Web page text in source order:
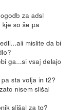
za adsl
so še pa
mislite da bi
ga...si vsaj delajo
sta volja in t2?
nisem slišal
slišal za to?